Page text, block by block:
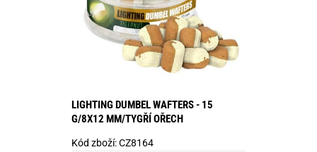
LIGHTING DUMBEL WAFTERS - 15
G/8X12 MM/TYGŘÍ OŘECH
Kód zboží:CZ8164